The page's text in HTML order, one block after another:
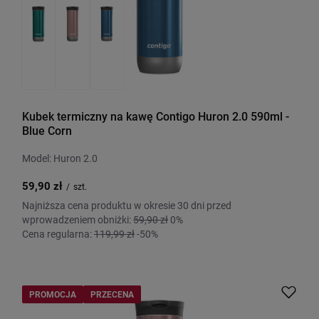
Kubek termiczny na kawę Contigo Huron 2.0 590ml -
Blue Corn
Model: Huron 2.0
59,90 zł / szt.
Najniższa cena produktu w okresie 30 dni przed
wprowadzeniem obniżki:59,90 zł 0%
Cena regularna:119,99 zł-50%
PROMOCJA PRZECENA